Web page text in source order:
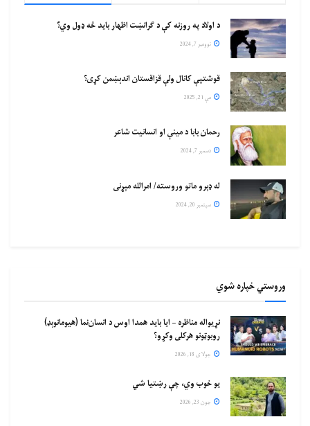
د اولاد په روزنه کې د ګرانښت اظهار باید څه ډول وي؟
نوومبر 7, 2024
قوشتپې کانال ولې قزاقستان اندېښمن کړی؟
مې 21, 2025
رحمان بابا د مینې او انسانیت شاعر
دسمبر 7, 2024
له ډېرو ماتو وروسته/ امرالله مېړنی
سپتمبر 20, 2024
وروستي خپاره شوي
نړیواله مناظره – ایا باید همدا اوس د انسان‌نما (هیومانوېډ)
روبوټونو هرکلی وکړو؟
جولای 18, 2026
یو خوب وي، چې رښتیا شي
جون 23, 2026